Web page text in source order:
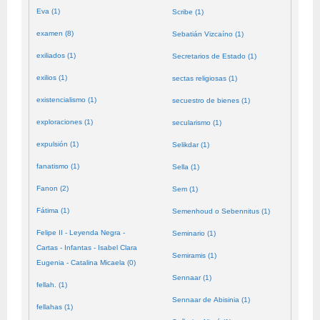
Eva (1)
examen (8)
exiliados (1)
exilios (1)
existencialismo (1)
exploraciones (1)
expulsión (1)
fanatismo (1)
Fanon (2)
Fátima (1)
Felipe II - Leyenda Negra -
Cartas - Infantas - Isabel Clara
Eugenia - Catalina Micaela (0)
fellah. (1)
fellahas (1)
Scribe (1)
Sebatián Vizcaíno (1)
Secretarios de Estado (1)
sectas religiosas (1)
secuestro de bienes (1)
secularismo (1)
Selikdar (1)
Sella (1)
Sem (1)
Semenhoud o Sebennitus (1)
Seminario (1)
Semiramis (1)
Sennaar (1)
Sennaar de Abisinia (1)